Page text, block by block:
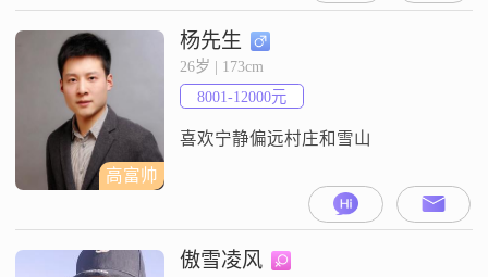
##3002##我性格比较独立自信，生
活中总是保持着积极向上的态度
##3002##我对待事物非常认真，做
事情细致周到，善于观察和理解他
人的感受##3002##我觉得自己最大
的特点是善解
高富帅
杨先生
26岁 | 173cm
8001-12000元
喜欢宁静偏远村庄和雪山
傲雪凌风